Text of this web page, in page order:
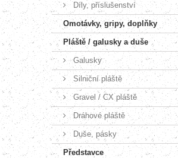
Díly, příslušenství
Omotávky, gripy, doplňky
Pláště / galusky a duše
Galusky
Silniční pláště
Gravel / CX pláště
Dráhové pláště
Duše, pásky
Představce